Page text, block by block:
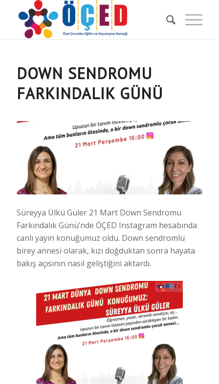
DOWN SENDROMU
FARKINDALIK GÜNÜ
Süreyya Ülkü Güler 21 Mart Down Sendromu
Farkındalık Günü’nde ÖÇED Instagram hesabında
canlı yayın konuğumuz oldu. Down sendromlu
birey annesi olarak, kızı doğduktan sonra hayata
bakış açısının nasıl geliştiğini aktardı.